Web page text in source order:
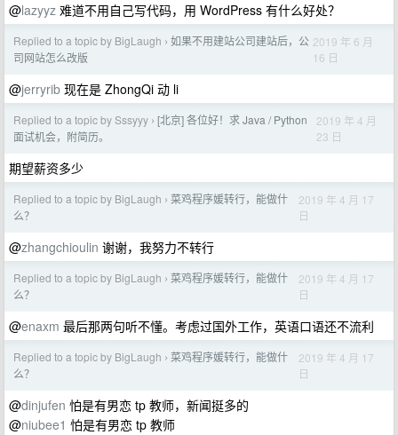
@lazyyz 难道不用自己写代码，用 WordPress 有什么好处？
Replied to a topic by BigLaugh › 如果不用建站公司建站后，公
司网站怎么改版
2019 年 6 月
16 日
@jerryrib 现在是 ZhongQi 动 li
Replied to a topic by Sssyyy › [北京] 各位好！求 Java / Python
面试机会，附简历。
2019 年 4 月
23 日
期望薪资多少
Replied to a topic by BigLaugh › 菜鸡程序媛转行，能做什
么？
2019 年 4 月 17
日
@zhangchioulin 谢谢，我努力不转行
Replied to a topic by BigLaugh › 菜鸡程序媛转行，能做什
么？
2019 年 4 月 17
日
@enaxm 最后那两句听不懂。考虑过国外工作，英语口语还不流利
Replied to a topic by BigLaugh › 菜鸡程序媛转行，能做什
么？
2019 年 4 月 17
日
@dinjufen 怕是有男恋 tp 教师，新闻挺多的
@niubee1 怕是有男恋 tp 教师